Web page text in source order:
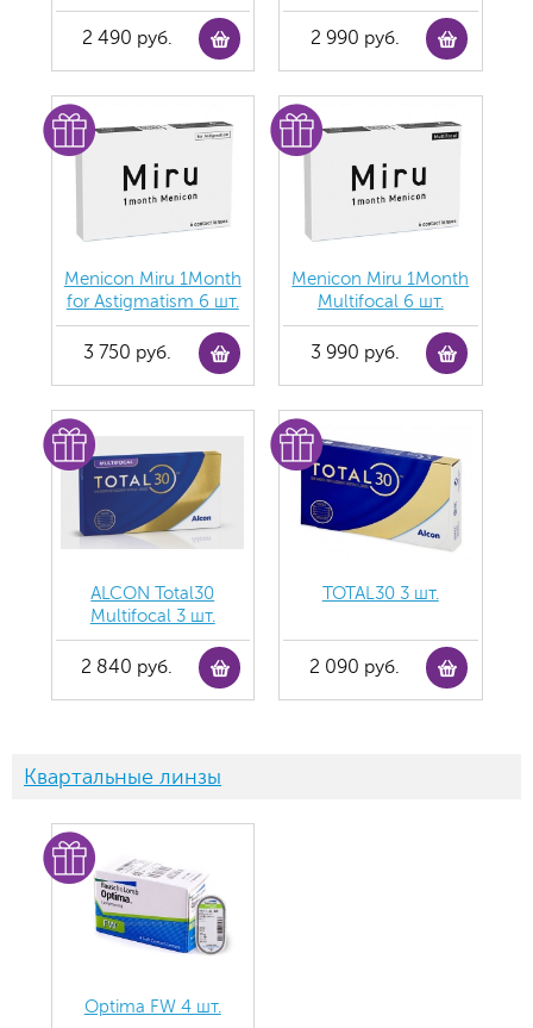
2 490 руб. 2 990 руб.
Menicon Miru 1Month
for Astigmatism 6 шт.
3 750 руб.
Menicon Miru 1Month
Multifocal 6 шт.
3 990 руб.
ALCON Total30
Multifocal 3 шт.
2 840 руб.
TOTAL30 3 шт.
2 090 руб.
Квартальные линзы
Optima FW 4 шт.